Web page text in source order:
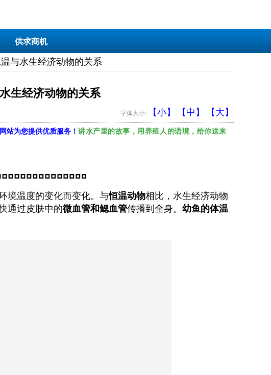
供求商机
与水生经济动物的关系
生经济动物的关系
字体大小: 【小】 【中】 【大】
站为您提供优质服务！ 讲水产里的故事，用养殖人的语境，给你送来
境温度的变化而变化。与恒温动物相比，水生经济动物
通过皮肤中的微血管和鳃血管传播到全身。 幼鱼的体温